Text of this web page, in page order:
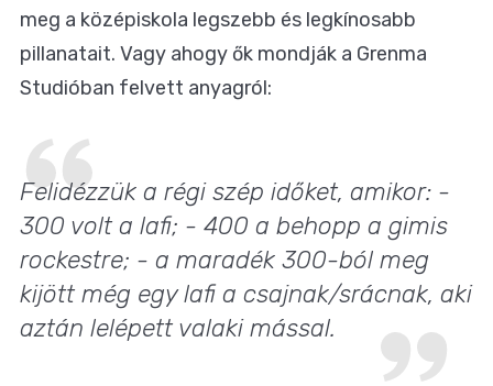
meg a középiskola legszebb és legkínosabb
pillanatait. Vagy ahogy ők mondják a Grenma
Studióban felvett anyagról:
Felidézzük a régi szép időket, amikor: -
300 volt a lafi; - 400 a behopp a gimis
rockestre; - a maradék 300-ból meg
kijött még egy lafi a csajnak/srácnak, aki
aztán lelépett valaki mással.